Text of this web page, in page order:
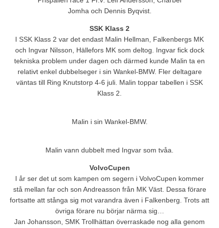
Jomha och Dennis Byqvist.
SSK Klass 2
I SSK Klass 2 var det endast Malin Hellman, Falkenbergs MK
och Ingvar Nilsson, Hällefors MK som deltog. Ingvar fick dock
tekniska problem under dagen och därmed kunde Malin ta en
relativt enkel dubbelseger i sin Wankel-BMW. Fler deltagare
väntas till Ring Knutstorp 4-6 juli. Malin toppar tabellen i SSK
Klass 2.
Malin i sin Wankel-BMW.
Malin vann dubbelt med Ingvar som tvåa.
VolvoCupen
I år ser det ut som kampen om segern i VolvoCupen kommer
stå mellan far och son Andreasson från MK Väst. Dessa förare
fortsatte att stånga sig mot varandra även i Falkenberg. Trots att
övriga förare nu börjar närma sig…
Jan Johansson, SMK Trollhättan överraskade nog alla genom